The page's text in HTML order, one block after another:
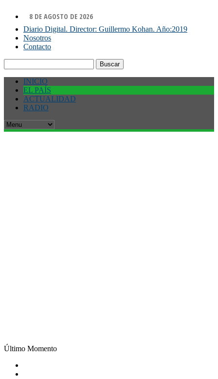
8 DE AGOSTO DE 2026
Diario Digital. Director: Guillermo Kohan. Año:2019
Nosotros
Contacto
INICIO
EL PAÍS
ACTUALIDAD
RADIO
Último Momento